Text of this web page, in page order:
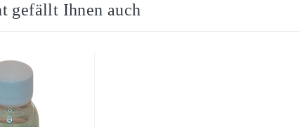
gefällt Ihnen auch